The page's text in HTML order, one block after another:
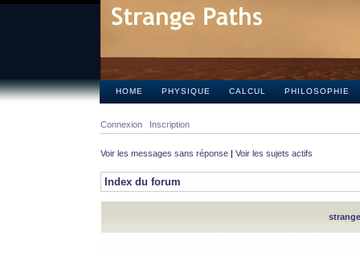
HOME PHYSIQUE CALCUL PHILOSOPHIE
Connexion Inscription
Voir les messages sans réponse | Voir les sujets actifs
Index du forum